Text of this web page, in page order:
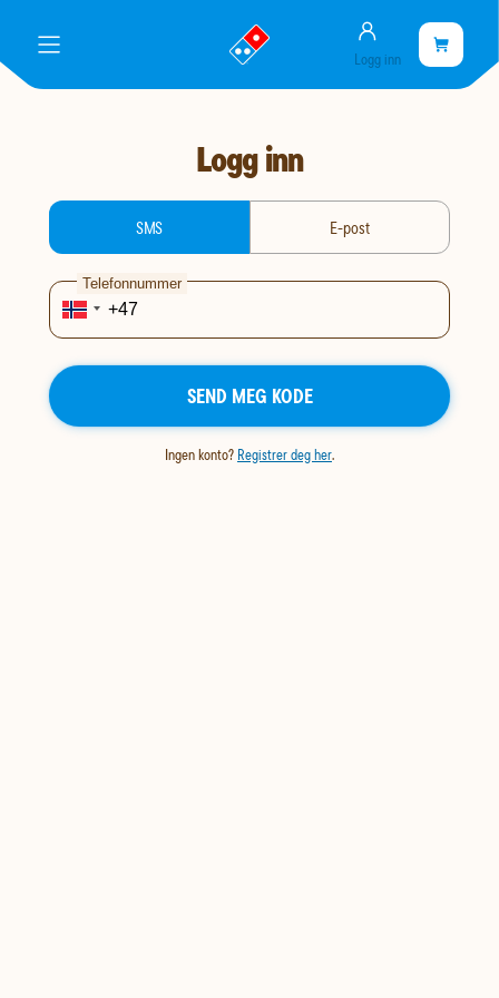
meny
gå
til
landingssiden
Konto
Logg inn
er
tom
Logg inn
login-type
SMS E-post
Telefonnummer
SEND MEG KODE
Ingen konto? Registrer deg her.